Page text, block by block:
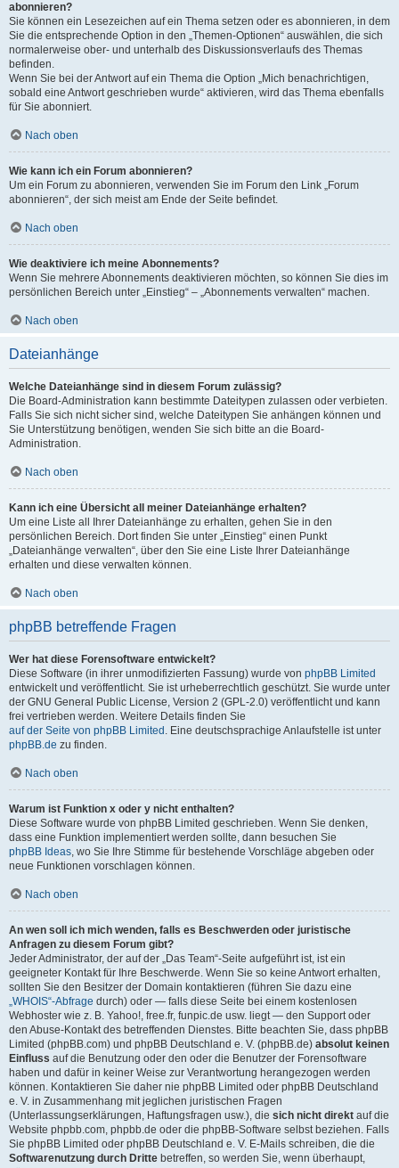
abonnieren?
Sie können ein Lesezeichen auf ein Thema setzen oder es abonnieren, in dem
Sie die entsprechende Option in den „Themen-Optionen“ auswählen, die sich
normalerweise ober- und unterhalb des Diskussionsverlaufs des Themas
befinden.
Wenn Sie bei der Antwort auf ein Thema die Option „Mich benachrichtigen,
sobald eine Antwort geschrieben wurde“ aktivieren, wird das Thema ebenfalls
für Sie abonniert.
Nach oben
Wie kann ich ein Forum abonnieren?
Um ein Forum zu abonnieren, verwenden Sie im Forum den Link „Forum
abonnieren“, der sich meist am Ende der Seite befindet.
Nach oben
Wie deaktiviere ich meine Abonnements?
Wenn Sie mehrere Abonnements deaktivieren möchten, so können Sie dies im
persönlichen Bereich unter „Einstieg“ – „Abonnements verwalten“ machen.
Nach oben
Dateianhänge
Welche Dateianhänge sind in diesem Forum zulässig?
Die Board-Administration kann bestimmte Dateitypen zulassen oder verbieten.
Falls Sie sich nicht sicher sind, welche Dateitypen Sie anhängen können und
Sie Unterstützung benötigen, wenden Sie sich bitte an die Board-
Administration.
Nach oben
Kann ich eine Übersicht all meiner Dateianhänge erhalten?
Um eine Liste all Ihrer Dateianhänge zu erhalten, gehen Sie in den
persönlichen Bereich. Dort finden Sie unter „Einstieg“ einen Punkt
„Dateianhänge verwalten“, über den Sie eine Liste Ihrer Dateianhänge
erhalten und diese verwalten können.
Nach oben
phpBB betreffende Fragen
Wer hat diese Forensoftware entwickelt?
Diese Software (in ihrer unmodifizierten Fassung) wurde von phpBB Limited
entwickelt und veröffentlicht. Sie ist urheberrechtlich geschützt. Sie wurde unter
der GNU General Public License, Version 2 (GPL-2.0) veröffentlicht und kann
frei vertrieben werden. Weitere Details finden Sie
auf der Seite von phpBB Limited . Eine deutschsprachige Anlaufstelle ist unter
phpBB.de zu finden.
Nach oben
Warum ist Funktion x oder y nicht enthalten?
Diese Software wurde von phpBB Limited geschrieben. Wenn Sie denken,
dass eine Funktion implementiert werden sollte, dann besuchen Sie
phpBB Ideas, wo Sie Ihre Stimme für bestehende Vorschläge abgeben oder
neue Funktionen vorschlagen können.
Nach oben
An wen soll ich mich wenden, falls es Beschwerden oder juristische
Anfragen zu diesem Forum gibt?
Jeder Administrator, der auf der „Das Team“-Seite aufgeführt ist, ist ein
geeigneter Kontakt für Ihre Beschwerde. Wenn Sie so keine Antwort erhalten,
sollten Sie den Besitzer der Domain kontaktieren (führen Sie dazu eine
„WHOIS“-Abfrage durch) oder — falls diese Seite bei einem kostenlosen
Webhoster wie z. B. Yahoo!, free.fr, funpic.de usw. liegt — den Support oder
den Abuse-Kontakt des betreffenden Dienstes. Bitte beachten Sie, dass phpBB
Limited (phpBB.com) und phpBB Deutschland e. V. (phpBB.de) absolut keinen
Einfluss auf die Benutzung oder den oder die Benutzer der Forensoftware
haben und dafür in keiner Weise zur Verantwortung herangezogen werden
können. Kontaktieren Sie daher nie phpBB Limited oder phpBB Deutschland
e. V. in Zusammenhang mit jeglichen juristischen Fragen
(Unterlassungserklärungen, Haftungsfragen usw.), die sich nicht direkt auf die
Website phpbb.com, phpbb.de oder die phpBB-Software selbst beziehen. Falls
Sie phpBB Limited oder phpBB Deutschland e. V. E-Mails schreiben, die die
Softwarenutzung durch Dritte betreffen, so werden Sie, wenn überhaupt,